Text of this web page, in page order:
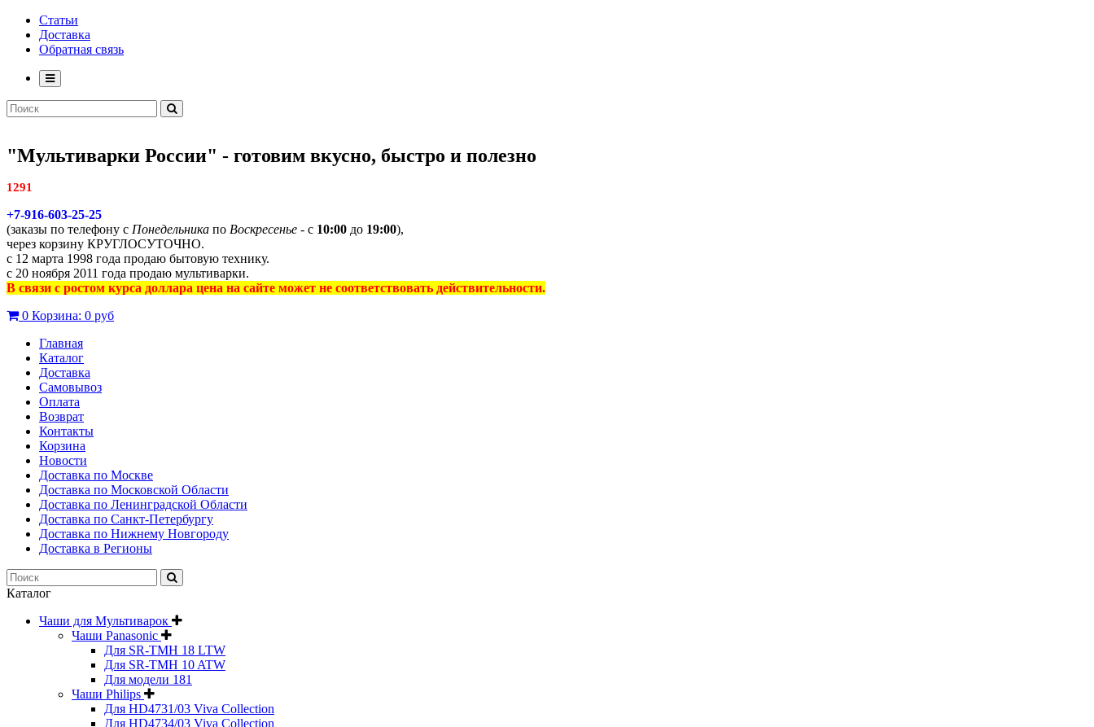
Статьи
Доставка
Обратная связь
"Мультиварки России" - готовим вкусно, быстро и полезно
1291
+7-916-603-25-25
(заказы по телефону с Понедельника по Воскресенье - с 10:00 до 19:00),
через корзину КРУГЛОСУТОЧНО.
с 12 марта 1998 года продаю бытовую технику.
с 20 ноября 2011 года продаю мультиварки.
В связи с ростом курса доллара цена на сайте может не соответствовать действительности.
0 Корзина: 0 руб
Главная
Каталог
Доставка
Самовывоз
Оплата
Возврат
Контакты
Корзина
Новости
Доставка по Москве
Доставка по Московской Области
Доставка по Ленинградской Области
Доставка по Санкт-Петербургу
Доставка по Нижнему Новгороду
Доставка в Регионы
Каталог
Чаши для Мультиварок
Чаши Panasonic
Для SR-TMH 18 LTW
Для SR-TMH 10 ATW
Для модели 181
Чаши Philips
Для HD4731/03 Viva Collection
Для HD4734/03 Viva Collection